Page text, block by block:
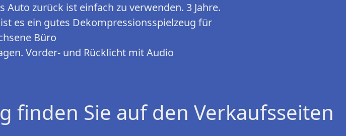
Auto zurück ist einfach zu verwenden. 3 Jahre.
es ein gutes Dekompressionsspielzeug für
Büro
Vorder- und Rücklicht mit Audio
finden Sie auf den Verkaufsseiten